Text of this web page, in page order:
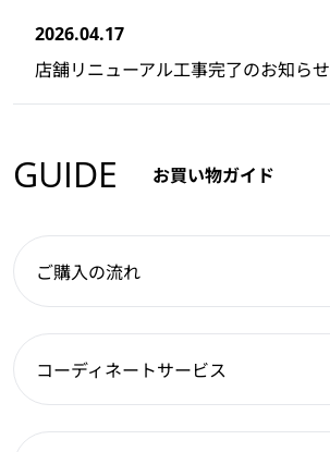
2026.04.17
店舗リニューアル工事完了のお知らせ
GUIDE お買い物ガイド
ご購入の流れ
コーディネートサービス